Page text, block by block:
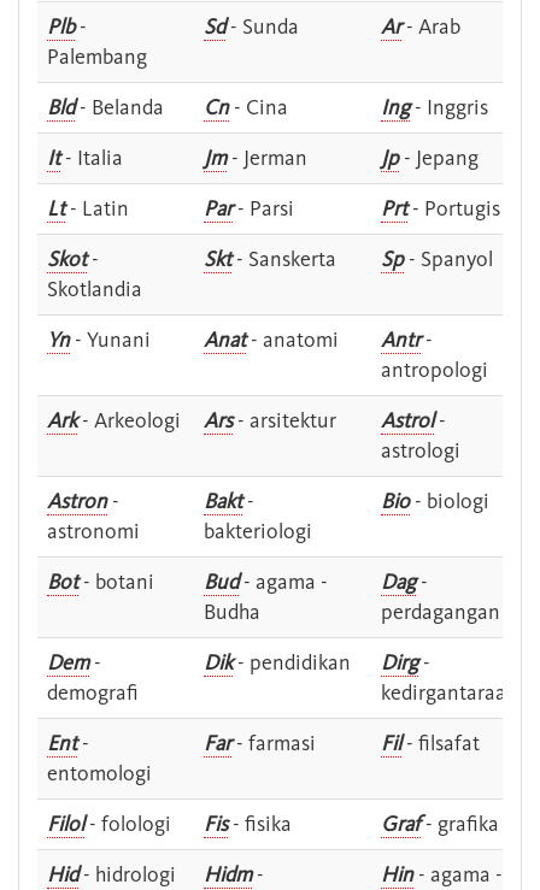
Plb-
Palembang
Sd- Sunda Ar- Arab
Bld- Belanda Cn- Cina Ing- Inggris
It- Italia Jm- Jerman Jp- Jepang
Lt- Latin Par- Parsi Prt- Portugis
Skot-
Skotlandia
Skt- Sanskerta Sp- Spanyol
Yn- Yunani Anat- anatomi Antr-
antropologi
Ark- Arkeologi Ars- arsitektur Astrol-
astrologi
Astron-
astronomi
Bakt-
bakteriologi
Bio- biologi
Bot- botani Bud- agama -
Budha
Dag-
perdagangan
Dem-
demografi
Dik- pendidikan Dirg-
kedirgantaraan
Ent-
entomologi
Far- farmasi Fil- filsafat
Filol- folologi Fis- fisika Graf- grafika
Hid- hidrologi Hidm-
Hin- agama -